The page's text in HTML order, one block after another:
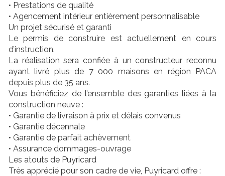
• Prestations de qualité
• Agencement intérieur entièrement personnalisable
Un projet sécurisé et garanti
Le permis de construire est actuellement en cours
d’instruction.
La réalisation sera confiée à un constructeur reconnu
ayant livré plus de 7 000 maisons en région PACA
depuis plus de 35 ans.
Vous bénéficiez de l’ensemble des garanties liées à la
construction neuve :
• Garantie de livraison à prix et délais convenus
• Garantie décennale
• Garantie de parfait achèvement
• Assurance dommages-ouvrage
Les atouts de Puyricard
Très apprécié pour son cadre de vie, Puyricard offre :